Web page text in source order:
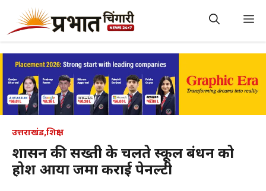
content
उत्तराखंड,शिक्षा
प्रशासन की सख्ती के चलते स्कूल प्रबंधन को
होश आया जमा कराई पेनल्टी